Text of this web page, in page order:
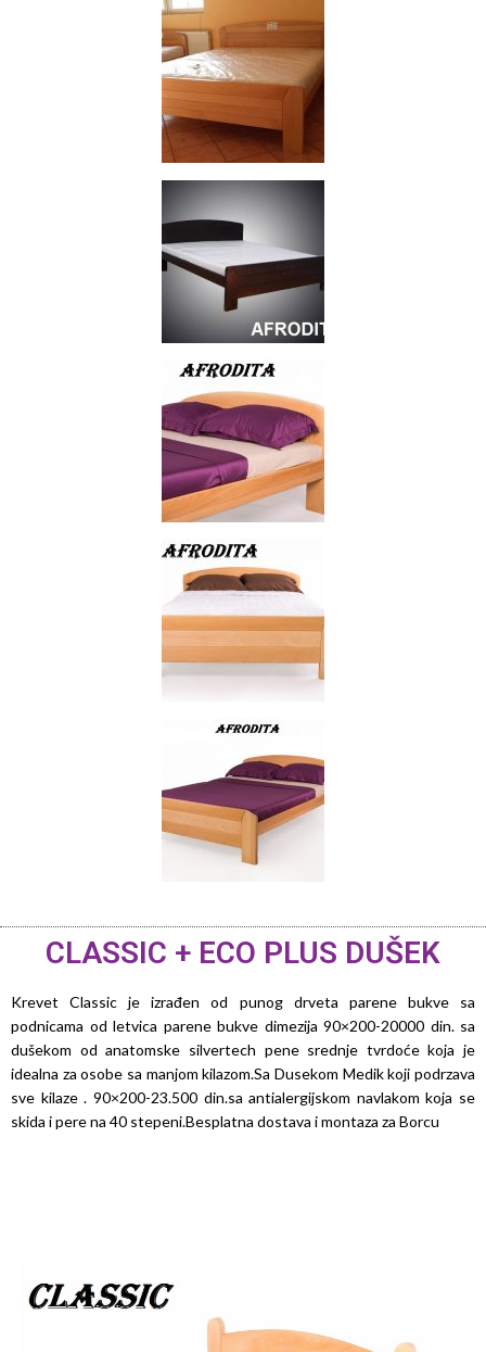
CLASSIC + ECO PLUS DUŠEK
Krevet Classic je izrađen od punog drveta parene bukve sa
podnicama od letvica parene bukve dimezija 90×200-20000 din. sa
dušekom od anatomske silvertech pene srednje tvrdoće koja je
idealna za osobe sa manjom kilazom.Sa Dusekom Medik koji podrzava
sve kilaze . 90×200-23.500 din.sa antialergijskom navlakom koja se
skida i pere na 40 stepeni.Besplatna dostava i montaza za Borcu